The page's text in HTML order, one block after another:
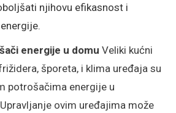
njihovu efikasnost i
energije u domu Veliki kućni
šporeta, i klima uređaja su
potrošačima energije u
ovim uređajima može